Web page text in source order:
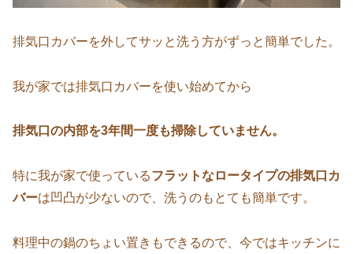
排気口カバーを外してサッと洗う方がずっと簡単でした。
我が家では排気口カバーを使い始めてから
排気口の内部を3年間一度も掃除していません。
特に我が家で使っているフラットなロータイプの排気口カ
バーは凹凸が少ないので、洗うのもとても簡単です。
料理中の鍋のちょい置きもできるので、今ではキッチンに